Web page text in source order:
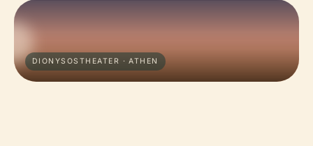
DIONYSOSTHEATER · ATHEN